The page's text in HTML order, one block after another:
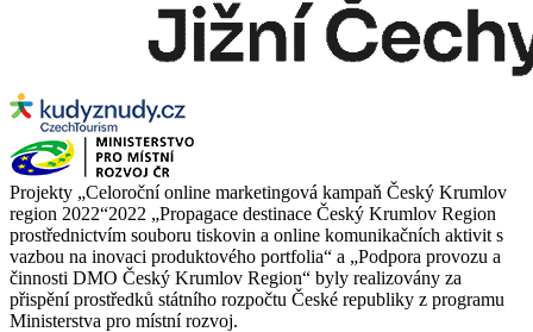
Projekty „Celoroční online marketingová kampaň Český Krumlov
region 2022“2022 „Propagace destinace Český Krumlov Region
prostřednictvím souboru tiskovin a online komunikačních aktivit s
vazbou na inovaci produktového portfolia“ a „Podpora provozu a
činnosti DMO Český Krumlov Region“ byly realizovány za
přispění prostředků státního rozpočtu České republiky z programu
Ministerstva pro místní rozvoj.